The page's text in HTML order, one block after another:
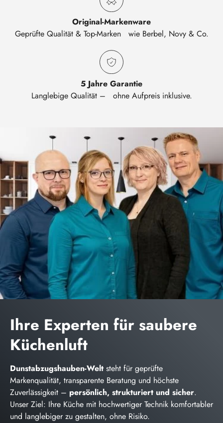
Original-Markenware
Geprüfte Qualität & Top-Marken wie Berbel, Novy & Co.
5 Jahre Garantie
Langlebige Qualität – ohne Aufpreis inklusive.
Ihre Experten für saubere
Küchenluft
Dunstabzugshauben-Welt steht für geprüfte
Markenqualität, transparente Beratung und höchste
Zuverlässigkeit – persönlich, strukturiert und sicher.
Unser Ziel: Ihre Küche mit hochwertiger Technik komfortabler
und langlebiger zu gestalten, ohne Risiko.